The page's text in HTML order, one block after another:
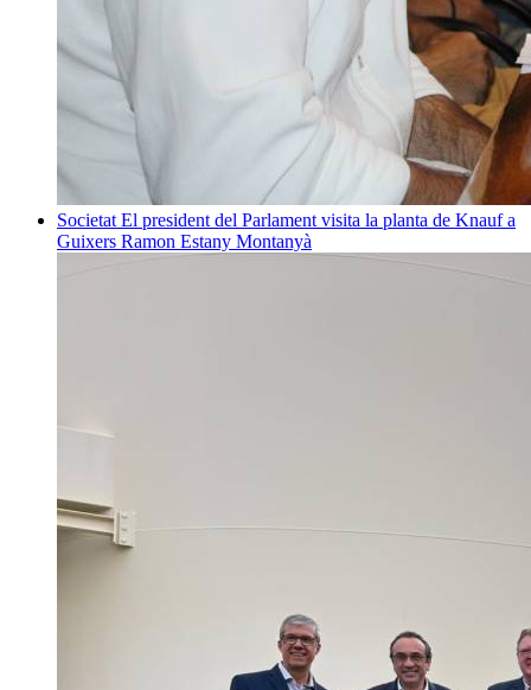
Societat El president del Parlament visita la planta de Knauf a
Guixers Ramon Estany Montanyà